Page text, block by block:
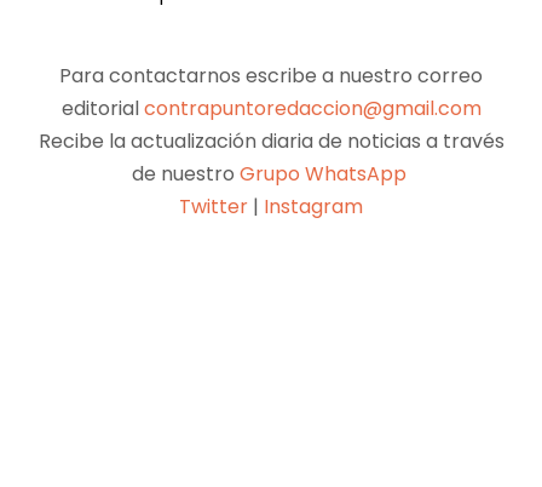
Para contactarnos escribe a nuestro correo
editorialcontrapuntoredaccion@gmail.com
Recibe la actualización diaria de noticias a través
de nuestro Grupo WhatsApp
Twitter | Instagram